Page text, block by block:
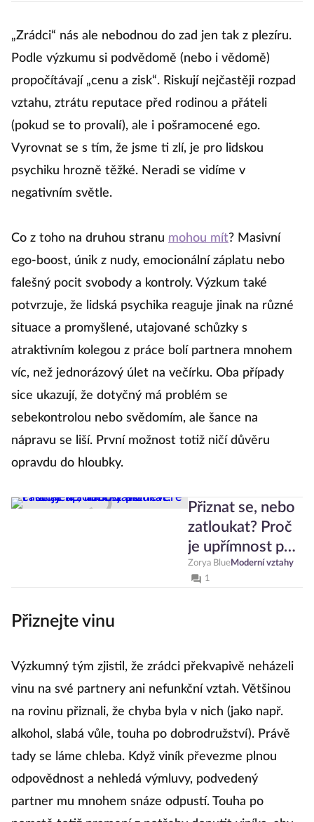
„Zrádci“ nás ale nebodnou do zad jen tak z plezíru.
Podle výzkumu si podvědomě (nebo i vědomě)
propočítávají „cenu a zisk“. Riskují nejčastěji rozpad
vztahu, ztrátu reputace před rodinou a přáteli
(pokud se to provalí), ale i pošramocené ego.
Vyrovnat se s tím, že jsme ti zlí, je pro lidskou
psychiku hrozně těžké. Neradi se vidíme v
negativním světle.
Co z toho na druhou stranu mohou mít? Masivní
ego-boost, únik z nudy, emocionální záplatu nebo
falešný pocit svobody a kontroly. Výzkum také
potvrzuje, že lidská psychika reaguje jinak na různé
situace a promyšlené, utajované schůzky s
atraktivním kolegou z práce bolí partnera mnohem
víc, než jednorázový úlet na večírku. Oba případy
sice ukazují, že dotyčný má problém se
sebekontrolou nebo svědomím, ale šance na
nápravu se liší. První možnost totiž ničí důvěru
opravdu do hloubky.
Přiznat se, nebo
zatloukat? Proč
je upřímnost po
nevěře často jen
sobecký akt
Zorya BlueModerní vztahy
1
Přiznejte vinu
Výzkumný tým zjistil, že zrádci překvapivě neházeli
vinu na své partnery ani nefunkční vztah. Většinou
na rovinu přiznali, že chyba byla v nich (jako např.
alkohol, slabá vůle, touha po dobrodružství). Právě
tady se láme chleba. Když viník převezme plnou
odpovědnost a nehledá výmluvy, podvedený
partner mu mnohem snáze odpustí. Touha po